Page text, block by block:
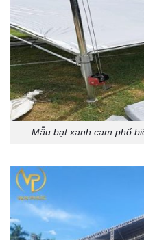
Mẫu bạt xanh cam phổ